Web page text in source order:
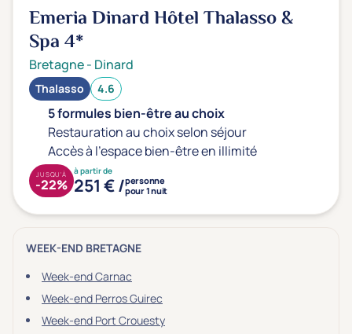
Emeria Dinard Hôtel Thalasso &
Spa4*
Bretagne- Dinard
Thalasso 4.6
5 formules bien-être au choix
Restauration au choix selon séjour
Accès à l'espace bien-être en illimité
à partir de
251 € /personne
pour 1 nuit
JUSQU'À
-22%
WEEK-END BRETAGNE
Week-end Carnac
Week-end Perros Guirec
Week-end Port Crouesty